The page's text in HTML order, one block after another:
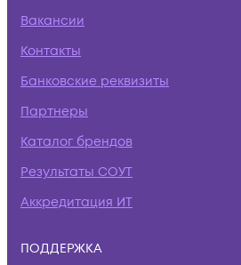
Вакансии
Контакты
Банковские реквизиты
Партнеры
Каталог брендов
Результаты СОУТ
Аккредитация ИТ
ПОДДЕРЖКА